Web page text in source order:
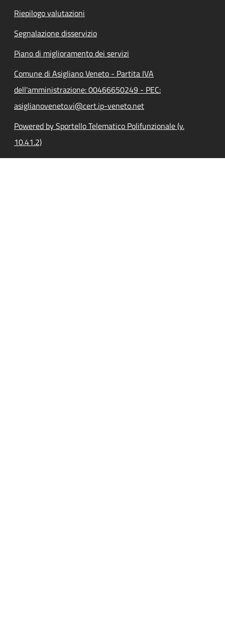
Riepilogo valutazioni
Segnalazione disservizio
Piano di miglioramento dei servizi
Comune di Asigliano Veneto - Partita IVA
dell'amministrazione: 00466650249 - PEC:
asiglianoveneto.vi@cert.ip-veneto.net
Powered by Sportello Telematico Polifunzionale (v.
10.41.2)